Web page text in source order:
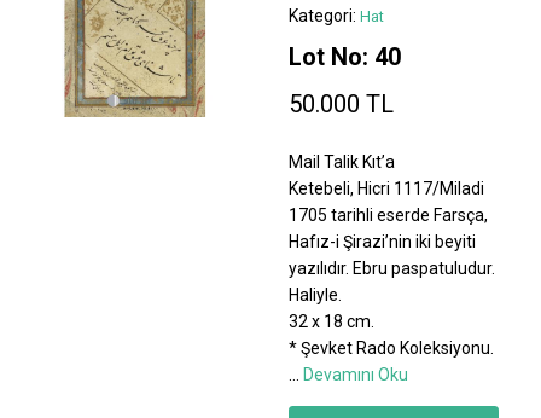
Kategori: Hat
Lot No: 40
50.000 TL
Mail Talik Kıt’a
Ketebeli, Hicri 1117/Miladi
1705 tarihli eserde Farsça,
Hafız-i Şirazi’nin iki beyiti
yazılıdır. Ebru paspatuludur.
Haliyle.
32 x 18 cm.
* Şevket Rado Koleksiyonu.
Devamını Oku